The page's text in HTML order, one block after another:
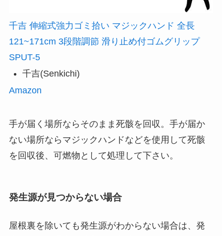
千吉 伸縮式強力ゴミ拾い マジックハンド 全長
121~171cm 3段階調節 滑り止め付ゴムグリップ
SPUT-5
千吉(Senkichi)
Amazon
手が届く場所ならそのまま死骸を回収。手が届か
ない場所ならマジックハンドなどを使用して死骸
を回収後、可燃物として処理して下さい。
発生源が見つからない場合
屋根裏を除いても発生源がわからない場合は、発